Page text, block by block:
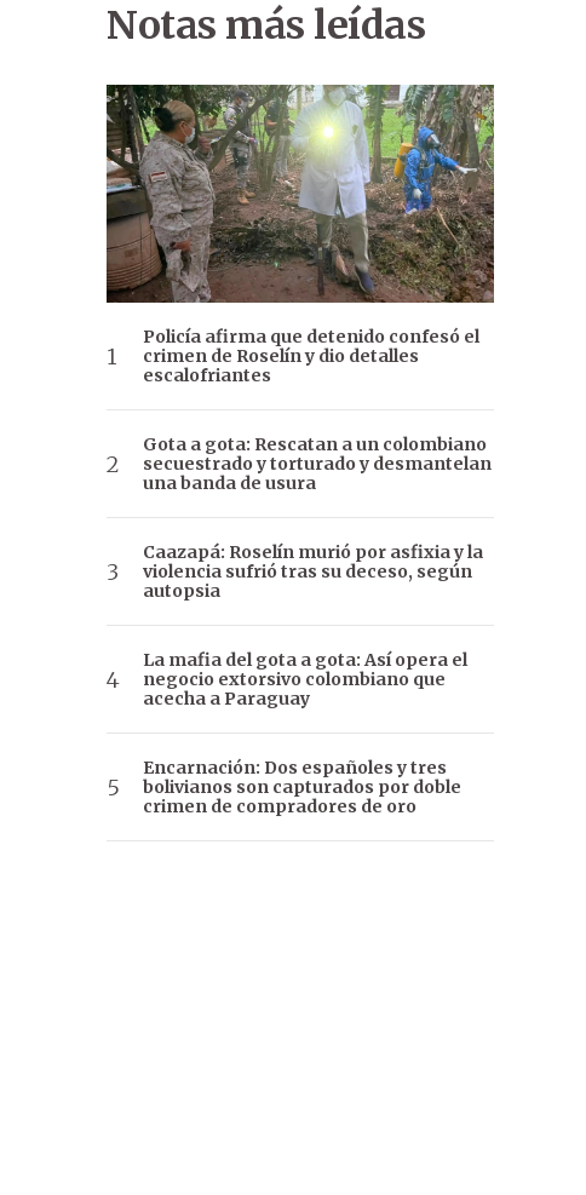
Notas más leídas
Policía afirma que detenido confesó el
crimen de Roselín y dio detalles
escalofriantes
Gota a gota: Rescatan a un colombiano
secuestrado y torturado y desmantelan
una banda de usura
Caazapá: Roselín murió por asfixia y la
violencia sufrió tras su deceso, según
autopsia
La mafia del gota a gota: Así opera el
negocio extorsivo colombiano que
acecha a Paraguay
Encarnación: Dos españoles y tres
bolivianos son capturados por doble
crimen de compradores de oro